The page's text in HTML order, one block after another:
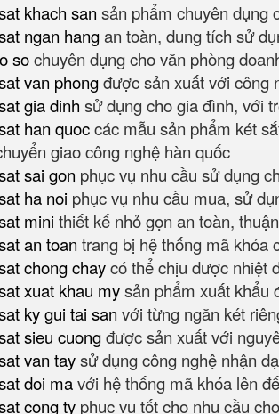
khach san sản phẩm chuyên dụng
ngan hangan toàn, dung tích sử
sochuyên dụng cho văn phòng
van phongđược sản xuất với công
gia dinh sử dụng cho gia đình, với
han quoccác mẫu sản phẩm két
giao công nghệ hàn quốc
sai gon phục vụ nhu cầu sử dụng
ha noi phục vụ nhu cầu mua, sử
mini thiết kế nhỏ gọn an toàn,
an toan trang bị hệ thống mã khóa
chong chaycó thể chịu được nhiệt
xuat khau mysản phẩm xuất khẩu
ky gui tai san với từng ngăn két
sieu cuongđược sản xuất với
van taysử dụng công nghệ nhận
doi mavới hệ thống mã khóa lên
cong ty phục vụ tốt cho nhu cầu